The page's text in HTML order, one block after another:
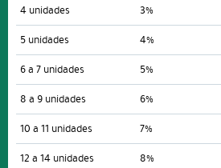
4 unidades
3%
5 unidades
4%
6 a 7 unidades
5%
8 a 9 unidades
6%
10 a 11 unidades
7%
12 a 14 unidades
8%